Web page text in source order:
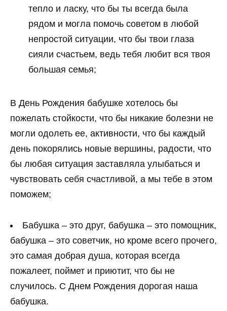
тепло и ласку, что бы ты всегда была
рядом и могла помочь советом в любой
непростой ситуации, что бы твои глаза
сияли счастьем, ведь тебя любит вся твоя
большая семья;
В День Рождения бабушке хотелось бы
пожелать стойкости, что бы никакие болезни не
могли одолеть ее, активности, что бы каждый
день покорялись новые вершины, радости, что
бы любая ситуация заставляла улыбаться и
чувствовать себя счастливой, а мы тебе в этом
поможем;
Бабушка – это друг, бабушка – это помощник,
бабушка – это советчик, но кроме всего прочего,
это самая добрая душа, которая всегда
пожалеет, поймет и приютит, что бы не
случилось. С Днем Рождения дорогая наша
бабушка.